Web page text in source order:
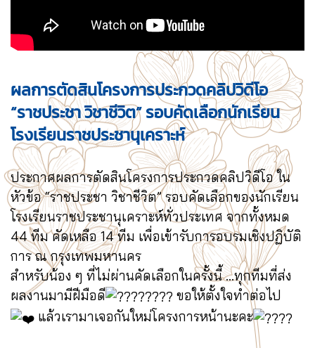
ผลการตัดสินโครงการประกวดคลิปวิดีโอ
“ราชประชา วิชาชีวิต” รอบคัดเลือกนักเรียน
โรงเรียนราชประชานุเคราะห์
ประกาศผลการตัดสินโครงการประกวดคลิปวิดีโอ ใน
หัวข้อ “ราชประชา วิชาชีวิต” รอบคัดเลือกของนักเรียน
โรงเรียนราชประชานุเคราะห์ทั่วประเทศ จากทั้งหมด
44 ทีม คัดเหลือ 14 ทีม เพื่อเข้ารับการอบรมเชิงปฏิบัติ
การ ณ กรุงเทพมหานคร
สำหรับน้อง ๆ ที่ไม่ผ่านคัดเลือกในครั้งนี้ ...ทุกทีมที่ส่ง
ผลงานมามีฝีมือดี
ขอให้ตั้งใจทำต่อไป
แล้วเรามาเจอกันใหม่โครงการหน้านะคะ